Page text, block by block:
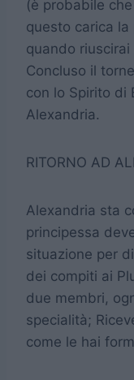
(è probabile
questo carica
quando
Concluso il
con lo Spirito di
Alexandria.
RITORNO AD
Alexandria sta
principessa
situazione per
dei compiti ai
due membri,
specialità;
come le hai